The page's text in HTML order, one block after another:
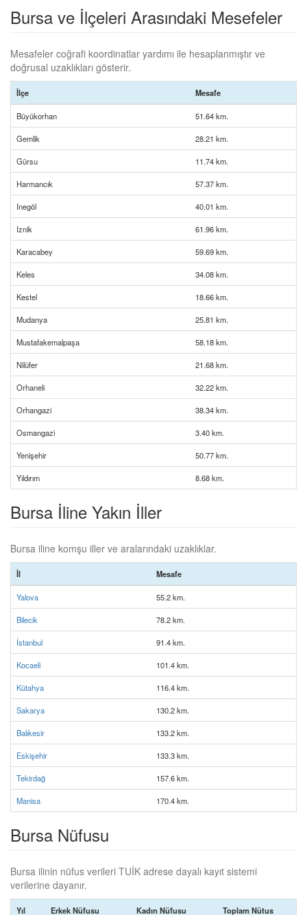
Bursa ve İlçeleri Arasındaki Mesefeler
Mesafeler coğrafi koordinatlar yardımı ile hesaplanmıştır ve
doğrusal uzaklıkları gösterir.
İlçe Mesafe
Büyükorhan 51.64 km.
Gemlik 28.21 km.
Gürsu 11.74 km.
Harmancık 57.37 km.
Inegöl 40.01 km.
Iznik 61.96 km.
Karacabey 59.69 km.
Keles 34.08 km.
Kestel 18.66 km.
Mudanya 25.81 km.
Mustafakemalpaşa 58.18 km.
Nilüfer 21.68 km.
Orhaneli 32.22 km.
Orhangazi 38.34 km.
Osmangazi 3.40 km.
Yenişehir 50.77 km.
Yıldırım 8.68 km.
Bursa İline Yakın İller
Bursa iline komşu iller ve aralarındaki uzaklıklar.
İl Mesafe
Yalova 55.2 km.
Bilecik 78.2 km.
İstanbul 91.4 km.
Kocaeli 101.4 km.
Kütahya 116.4 km.
Sakarya 130.2 km.
Balıkesir 133.2 km.
Eskişehir 133.3 km.
Tekirdağ 157.6 km.
Manisa 170.4 km.
Bursa Nüfusu
Bursa ilinin nüfus verileri TUİK adrese dayalı kayıt sistemi
verilerine dayanır.
Yıl Erkek Nüfusu Kadın Nüfusu Toplam Nütus